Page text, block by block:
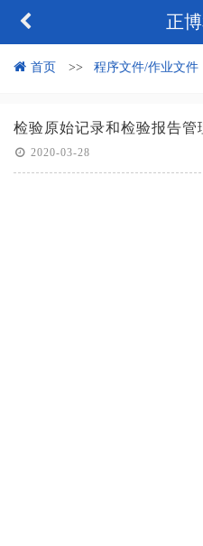
正
首页 程序文件/作业文件
检验原始记录和检验报告管
2020-03-28